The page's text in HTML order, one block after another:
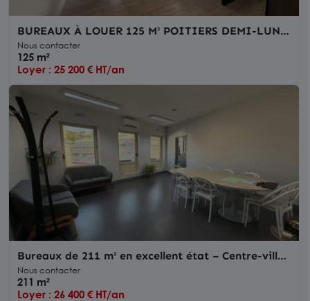
BUREAUX À LOUER 125 M² POITIERS DEMI-LUNE
IMMEUBLE RÉCENT PARKING A PROXIMITE
Nous contacter
125 m²
Loyer : 25 200 € HT/an
Bureaux de 211 m² en excellent état – Centre-ville
de Poitiers, proche de la gare
Nous contacter
211 m²
Loyer : 26 400 € HT/an